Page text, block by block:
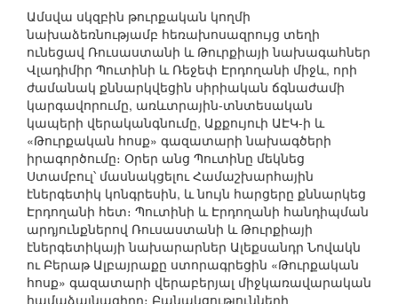
Ամսվա սկզբին թուրքական կողմի
նախաձեռնությամբ հեռախոսազրույց տեղի
ունեցավ Ռուսաստանի և Թուրքիայի նախագահներ
Վլադիմիր Պուտինի և Ռեջեփ Էրդողանի միջև, որի
ժամանակ քննարկվեցին սիրիական ճգնաժամի
կարգավորումը, առևտրային-տնտեսական
կապերի վերականգնումը, Աքքույուի ԱԷԿ-ի և
«Թուրքական հոսք» գազատարի նախագծերի
իրագործումը։ Օրեր անց Պուտինը մեկնեց
Ստամբուլ՝ մասնակցելու Համաշխարհային
էներգետիկ կոնգրեսին, և նույն հարցերը քննարկեց
Էրդողանի հետ։ Պուտինի և Էրդողանի հանդիպման
արդյունքներով Ռուսաստանի և Թուրքիայի
էներգետիկայի նախարարներ Ալեքսանդր Նովակն
ու Բերաթ Ալբայրաքը ստորագրեցին «Թուրքական
հոսք» գազատարի վերաբերյալ միջկառավարական
համաձայնագիրը։ Բանակցությունների